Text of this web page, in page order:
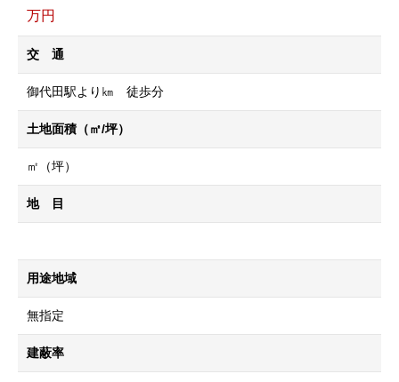
万円
交 通
御代田駅より㎞ 徒歩分
土地面積（㎡/坪）
㎡（坪）
地 目
用途地域
無指定
建蔽率